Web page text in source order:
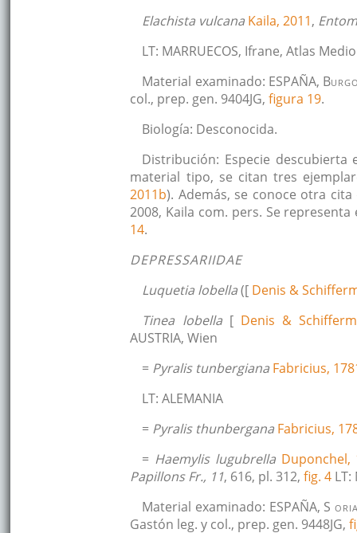
Elachista vulcana Kaila, 2011,
LT: MARRUECOS, Ifrane, Atlas Medio
Material examinado: ESPAÑA, B
col., prep. gen. 9404JG,figura 19.
Biología: Desconocida.
Distribución: Especie
material tipo, se citan tres
2011b). Además, se conoce otra cita
2008, Kaila com. pers. Se
14.
DEPRESSARIIDAE
Luquetia lobella([ Denis &
Tinea lobella[ Denis &
AUSTRIA, Wien
= Pyralis tunbergiana Fabricius,
LT: ALEMANIA
= Pyralis thunbergana Fabricius,
= Haemylis lugubrellaDuponchel,
Papillons Fr., 11, 616, pl. 312,fig. 4
Material examinado: ESPAÑA, S
Gastón leg. y col., prep. gen. 9448JG,